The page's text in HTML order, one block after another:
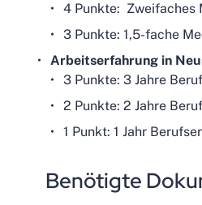
4 Punkte: Zweifaches
3 Punkte: 1,5-fache
Arbeitserfahrung in
3 Punkte: 3 Jahre
2 Punkte: 2 Jahre
1 Punkt: 1 Jahr
Benötigte